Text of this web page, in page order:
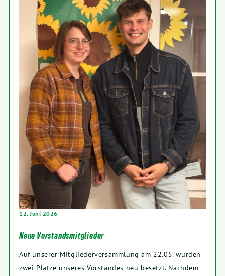
12. Juni 2026
Neue Vorstandsmitglieder
Auf unse­rer Mit­glie­der­ver­samm­lung am 22.05. wur­den
zwei Plät­ze unse­res Vor­stan­des neu besetzt. Nach­dem